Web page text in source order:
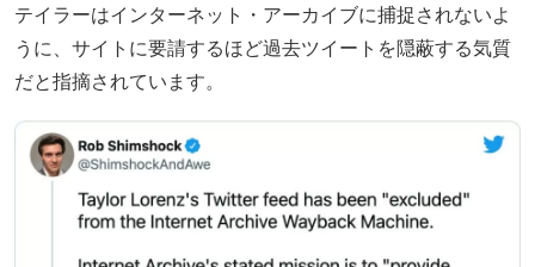
テイラーはインターネット・アーカイブに捕捉されないよ
うに、サイトに要請するほど過去ツイートを隠蔽する気質
だと指摘されています。